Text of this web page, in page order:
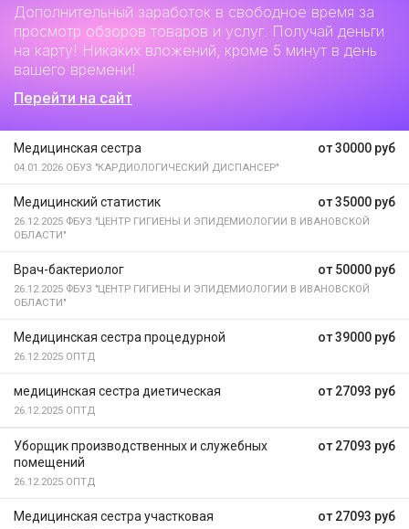
Дополнительный заработок в свободное время за
просмотр обзоров товаров и услуг. Получай деньги
на карту! Никаких вложений, кроме 5 минут в день
вашего времени!
Перейти на сайт
от 30000 руб
Медицинская сестра
04.01.2026 ОБУЗ "КАРДИОЛОГИЧЕСКИЙ ДИСПАНСЕР"
от 35000 руб
Медицинский статистик
26.12.2025 ФБУЗ "ЦЕНТР ГИГИЕНЫ И ЭПИДЕМИОЛОГИИ В ИВАНОВСКОЙ
ОБЛАСТИ"
от 50000 руб
Врач-бактериолог
26.12.2025 ФБУЗ "ЦЕНТР ГИГИЕНЫ И ЭПИДЕМИОЛОГИИ В ИВАНОВСКОЙ
ОБЛАСТИ"
от 39000 руб
Медицинская сестра процедурной
26.12.2025 ОПТД
от 27093 руб
медицинская сестра диетическая
26.12.2025 ОПТД
от 27093 руб
Уборщик производственных и служебных
помещений
26.12.2025 ОПТД
от 27093 руб
Медицинская сестра участковая